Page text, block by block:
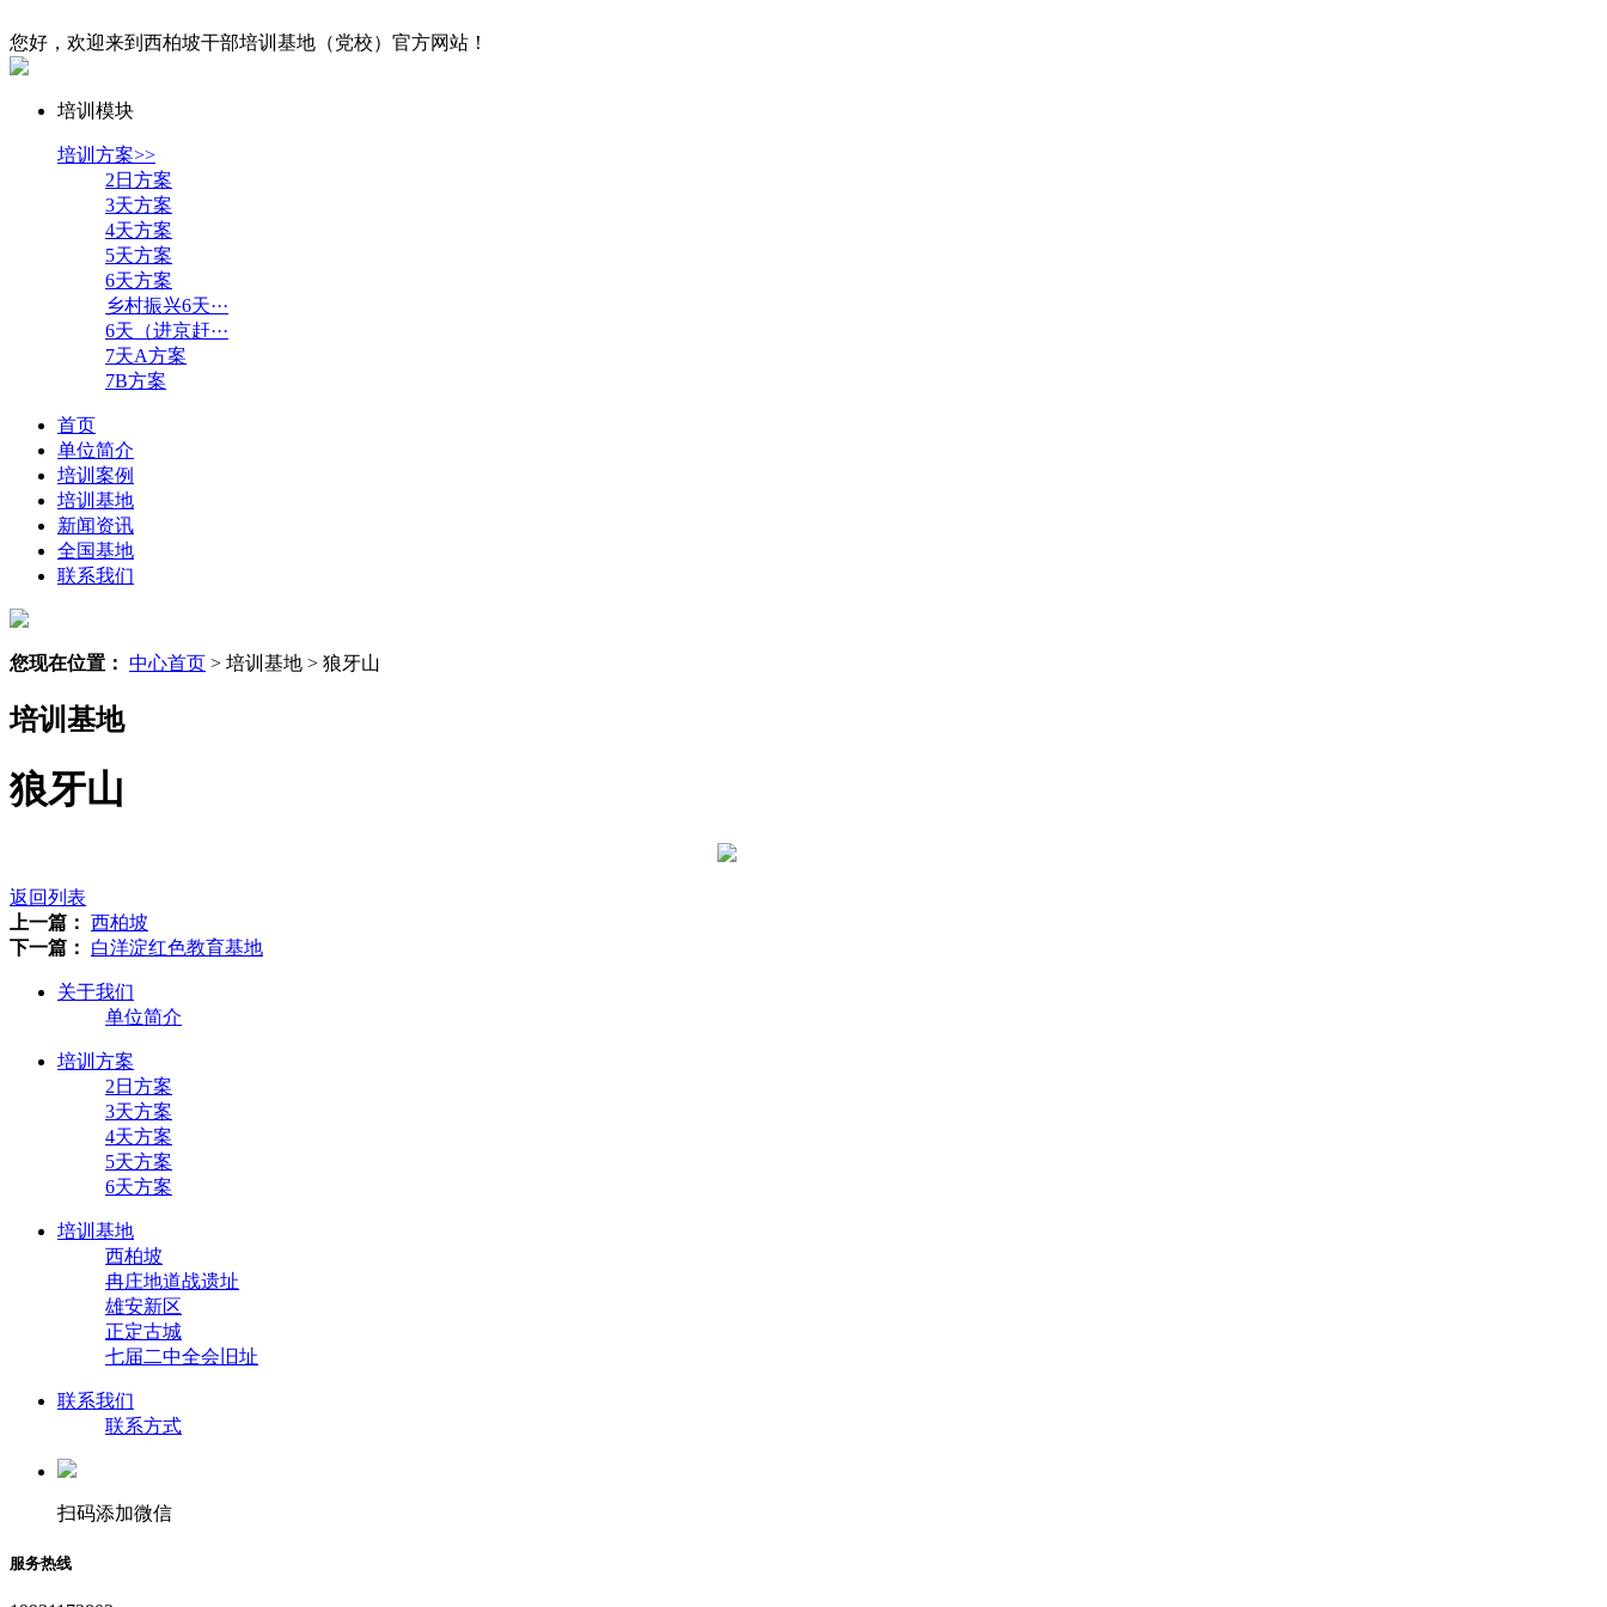
您好，欢迎来到西柏坡干部培训基地（党校）官方网站！
培训模块
培训方案>>
2日方案
3天方案
4天方案
5天方案
6天方案
乡村振兴6天···
6天（进京赶···
7天A方案
7B方案
首页
单位简介
培训案例
培训基地
新闻资讯
全国基地
联系我们
您现在位置： 中心首页 > 培训基地 > 狼牙山
培训基地
狼牙山
返回列表
上一篇： 西柏坡
下一篇：
白洋淀红色教育基地
关于我们
单位简介
培训方案
2日方案
3天方案
4天方案
5天方案
6天方案
培训基地
西柏坡
冉庄地道战遗址
雄安新区
正定古城
七届二中全会旧址
联系我们
联系方式
扫码添加微信
服务热线